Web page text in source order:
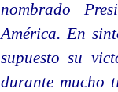
nombrado
América. En
supuesto su
durante mucho